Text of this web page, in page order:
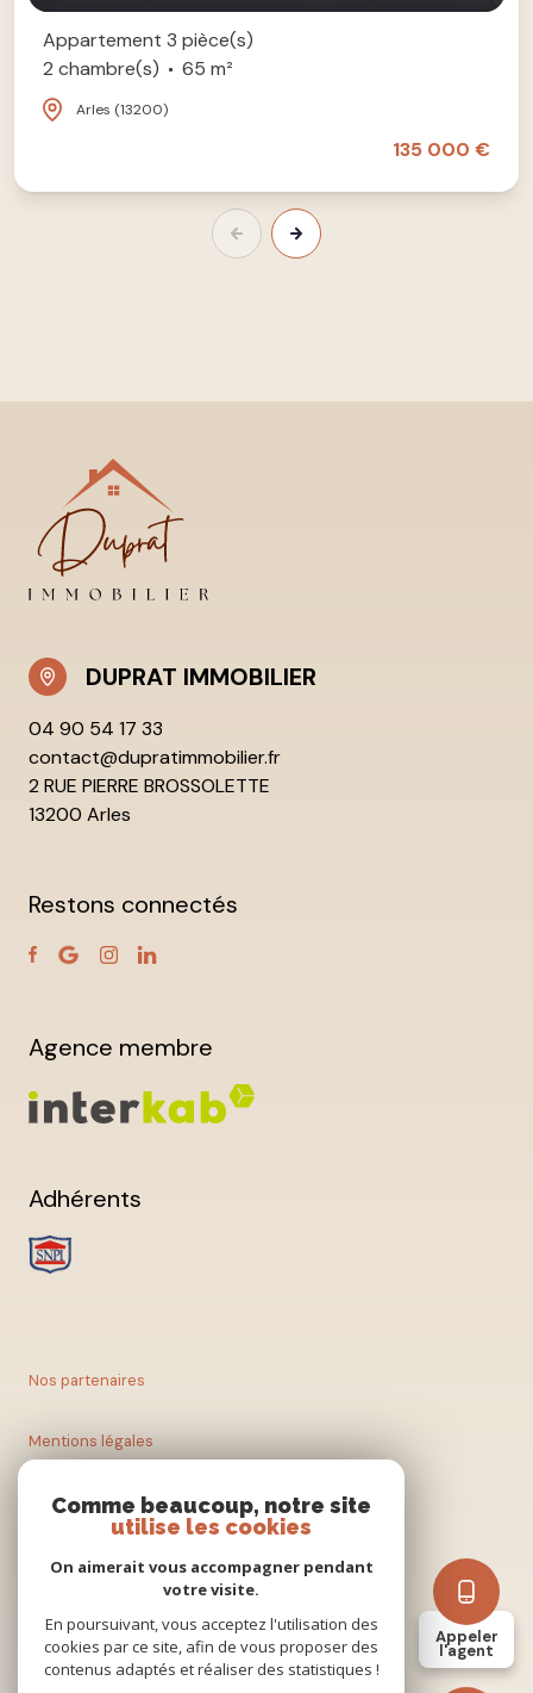
Appeler
l'agent
Appartement 3 pièce(s)
2 chambre(s)
65 m²
Arles (13200)
135 000 €
DUPRAT IMMOBILIER
04 90 54 17 33
contact@dupratimmobilier.fr
2 RUE PIERRE BROSSOLETTE
13200 Arles
Restons connectés
Agence membre
Adhérents
Nos partenaires
Mentions légales
Nos honoraires
Admin
Politique RGPD
Comme beaucoup, notre site
utilise les cookies
On aimerait vous accompagner pendant
votre visite.
En poursuivant, vous acceptez l'utilisation des
cookies par ce site, afin de vous proposer des
contenus adaptés et réaliser des statistiques !